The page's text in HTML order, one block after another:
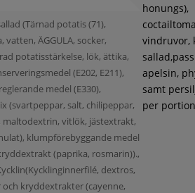
(Tärnad potatis (71),
vatten, ÄGGULA, socker,
potatisstärkelse, lök, ättika,
(E202, E211),
medel (E330),
(svartpeppar, salt, chilipeppar,
maltodextrin, vitlök, jästextrakt,
klumpförebyggande medel
(paprika, rosmarin)).,
dextros,
kryddextrakter (cayenne,
honungs),
vindruvor,
apelsin,
samt
per